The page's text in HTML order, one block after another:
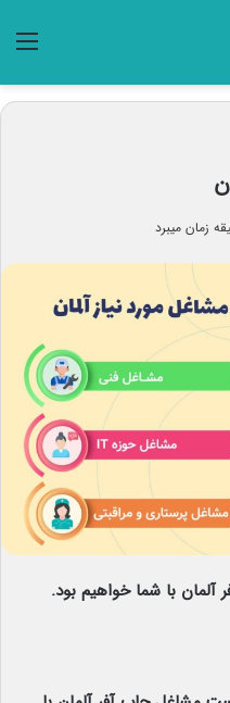
با شما خواهیم بود.